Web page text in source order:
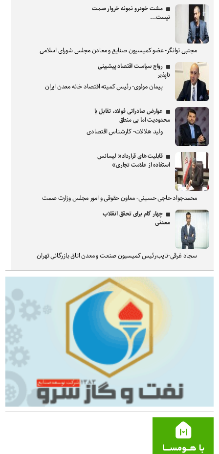
مشت خودرو نمونه خروار صمت
نیست...
مجتبی توانگر- عضو کمیسیون صنایع و معادن مجلس شورای اسلامی
رواج سیاست اقتصاد پیشبینی
ناپذیر
پیمان مولوی- رئیس کمیته اقتصاد خانه معدن ایران
عوارض صادراتی فولاد، تقابل با
محدودیت اما بی منطق
ولید هلالات- کارشناس اقتصادی
قابلیت های قرارداد« لیسانس
استفاده از علامت تجاری»
محمدجواد حاجی حسینی- معاون حقوقی و امور مجلس وزارت صمت
چهار گام برای تحقق انقلاب
معدنی
سجاد غرقی-نایب‌رئیس کمیسیون صنعت و معدن اتاق بازرگانی تهران